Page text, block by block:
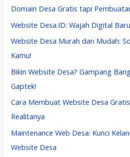
Domain Desa Gratis tapi
Website Desa.ID: Wajah Digital
Website Desa Murah dan Mudah:
Kamu!
Bikin Website Desa? Gampang
Gaptek!
Cara Membuat Website Desa
Realitanya
Maintenance Web Desa: Kunci
Website Desa